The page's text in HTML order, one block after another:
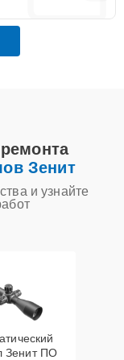
Зенит
и узнайте
Зенит ПO